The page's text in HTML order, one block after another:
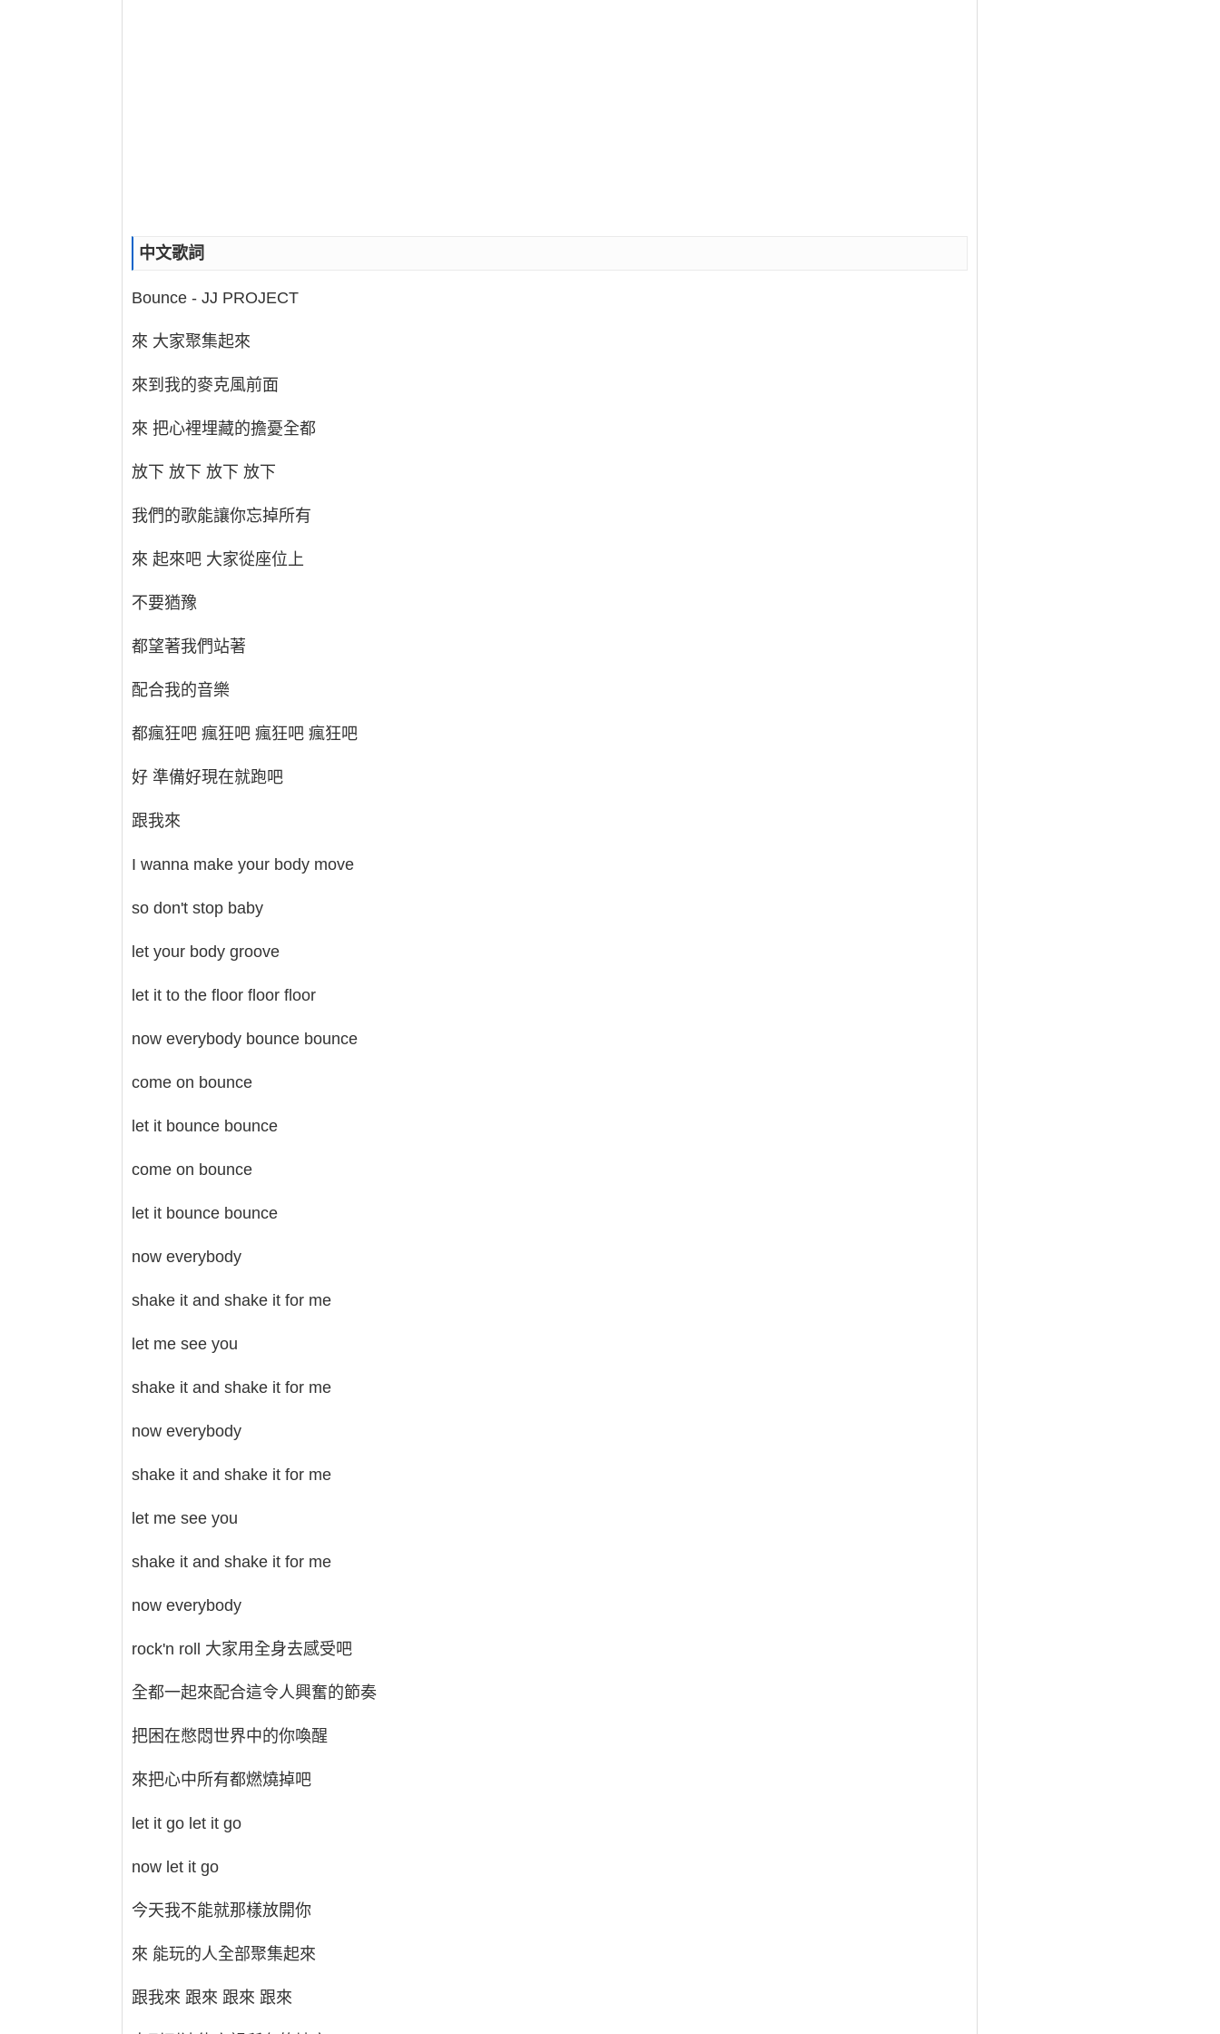
中文歌詞
Bounce - JJ PROJECT
來 大家聚集起來
來到我的麥克風前面
來 把心裡埋藏的擔憂全都
放下 放下 放下 放下
我們的歌能讓你忘掉所有
來 起來吧 大家從座位上
不要猶豫
都望著我們站著
配合我的音樂
都瘋狂吧 瘋狂吧 瘋狂吧 瘋狂吧
好 準備好現在就跑吧
跟我來
I wanna make your body move
so don't stop baby
let your body groove
let it to the floor floor floor
now everybody bounce bounce
come on bounce
let it bounce bounce
come on bounce
let it bounce bounce
now everybody
shake it and shake it for me
let me see you
shake it and shake it for me
now everybody
shake it and shake it for me
let me see you
shake it and shake it for me
now everybody
rock'n roll 大家用全身去感受吧
全都一起來配合這令人興奮的節奏
把困在憋悶世界中的你喚醒
來把心中所有都燃燒掉吧
let it go let it go
now let it go
今天我不能就那樣放開你
來 能玩的人全部聚集起來
跟我來 跟來 跟來 跟來